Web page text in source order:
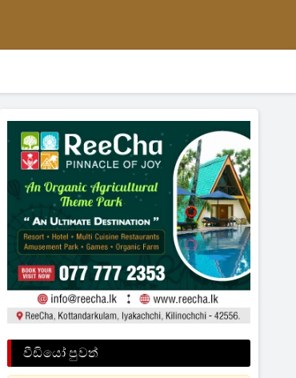
වීඩියෝ පුවත්